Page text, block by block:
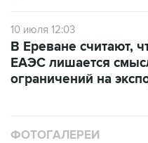
10 июля 12:03
В Ереване считают,
ЕАЭС лишается
ограничений на
ФОТОГАЛЕРЕИ